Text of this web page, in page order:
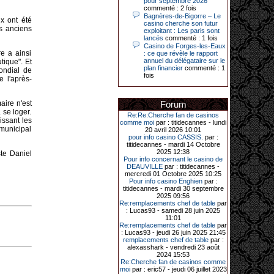
ont été
anciens
a ainsi
Et
de
l'après-
n'est
se loger.
les
Daniel
Le plus gros gain gagné depuis plus
de 20 ans dans l’établissement.
31-03-2026|
Série de jackpots au casino JOA de
Gujan-Mestras : ce mois de mars a
été fructueux pour quelques
joueurs. D’abord avec 44 207 euros
une machine à sous pour une mise
initiale de 5,28 €. Puis quelques
jours plus tard, le vendredi 27 mars,
un joueur a décroché 12 086 euros
sur une autre machine à sous.
Enfin, troisième et dernier jackpot,
record cette fois-ci, le samedi 28
mars dernier. Quelque 111 322
euros ont été remportés sur la table
d’Ultimate Texas Hold’em Poker,
grâce à une mise de 5 euros sur la
case bonus et une quinte flush
royale. Ces gains ont été annoncés
dans un communiqué diffusé par le
casino ce lundi 30 mars en soirée.
11-01-2026|
Dimanche 11 janvier, en soirée, une
cliente retraitée de 78 ans, habitant
commenté : 2 fois
Bagnères-de-Bigorre – Le
casino cherche son futur
exploitant : Les paris sont
lancés commenté : 1 fois
Casino de Forges-les-Eaux
: ce que révèle le rapport
annuel du délégataire sur le
plan financier commenté : 1
fois
Forum
Re:Re:Cherche fan de casinos
comme moi par : titidecannes - lundi
20 avril 2026 10:01
pour info casino CASSIS. par :
titidecannes - mardi 14 Octobre
2025 12:38
Pour info concernant le casino de
DEAUVILLE par : titidecannes -
mercredi 01 Octobre 2025 10:25
Pour info casino Enghienpar :
titidecannes - mardi 30 septembre
2025 09:56
Re:remplacements chef de table par
: Lucas93 - samedi 28 juin 2025
11:01
Re:remplacements chef de table par
: Lucas93 - jeudi 26 juin 2025 21:45
remplacements chef de tablepar :
alexasshark - vendredi 23 août
2024 15:53
Re:Cherche fan de casinos comme
moipar : eric57 - jeudi 06 juillet 2023